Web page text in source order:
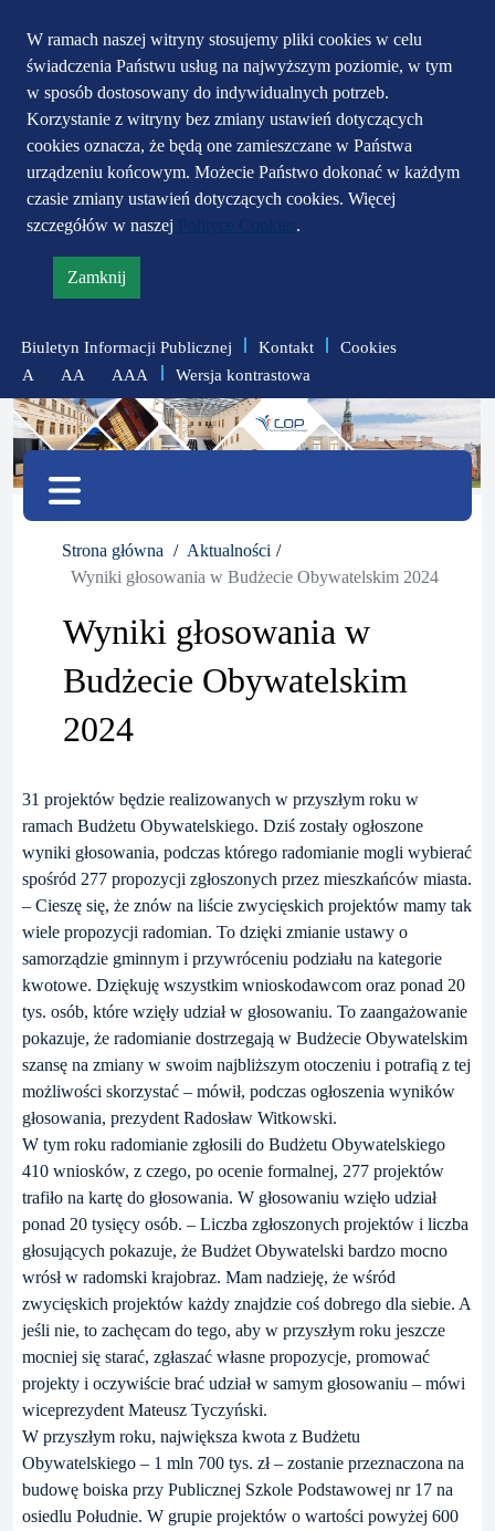
W ramach naszej witryny stosujemy pliki cookies w celu
świadczenia Państwu usług na najwyższym poziomie, w tym
w sposób dostosowany do indywidualnych potrzeb.
Korzystanie z witryny bez zmiany ustawień dotyczących
cookies oznacza, że będą one zamieszczane w Państwa
urządzeniu końcowym. Możecie Państwo dokonać w każdym
czasie zmiany ustawień dotyczących cookies. Więcej
szczegółów w naszej
.
Zamknij
informację
polityce
prywatności
Przejdź do głównego
menu
Przejdź do treści
Przejdź do mapy
serwisu
Biuletyn Informacji Publicznej Kontakt
Cookies
A
zmniejsz
czcionkę
AA
zresetuj
AAA
zwiększ
czcionkę
Wersja kontrastowa
Menu
Strona główna
Aktualności
Wyniki głosowania w Budżecie Obywatelskim 2024
Wyniki głosowania w
Budżecie Obywatelskim
2024
31 projektów będzie realizowanych w przyszłym roku w
ramach Budżetu Obywatelskiego. Dziś zostały ogłoszone
wyniki głosowania, podczas którego radomianie mogli wybierać
spośród 277 propozycji zgłoszonych przez mieszkańców miasta.
– Cieszę się, że znów na liście zwycięskich projektów mamy tak
wiele propozycji radomian. To dzięki zmianie ustawy o
samorządzie gminnym i przywróceniu podziału na kategorie
kwotowe. Dziękuję wszystkim wnioskodawcom oraz ponad 20
tys. osób, które wzięły udział w głosowaniu. To zaangażowanie
pokazuje, że radomianie dostrzegają w Budżecie Obywatelskim
szansę na zmiany w swoim najbliższym otoczeniu i potrafią z tej
możliwości skorzystać – mówił, podczas ogłoszenia wyników
głosowania, prezydent Radosław Witkowski.
W tym roku radomianie zgłosili do Budżetu Obywatelskiego
410 wniosków, z czego, po ocenie formalnej, 277 projektów
trafiło na kartę do głosowania. W głosowaniu wzięło udział
ponad 20 tysięcy osób. – Liczba zgłoszonych projektów i liczba
głosujących pokazuje, że Budżet Obywatelski bardzo mocno
wrósł w radomski krajobraz. Mam nadzieję, że wśród
zwycięskich projektów każdy znajdzie coś dobrego dla siebie. A
jeśli nie, to zachęcam do tego, aby w przyszłym roku jeszcze
mocniej się starać, zgłaszać własne propozycje, promować
projekty i oczywiście brać udział w samym głosowaniu – mówi
wiceprezydent Mateusz Tyczyński.
W przyszłym roku, największa kwota z Budżetu
Obywatelskiego – 1 mln 700 tys. zł – zostanie przeznaczona na
budowę boiska przy Publicznej Szkole Podstawowej nr 17 na
osiedlu Południe. W grupie projektów o wartości powyżej 600